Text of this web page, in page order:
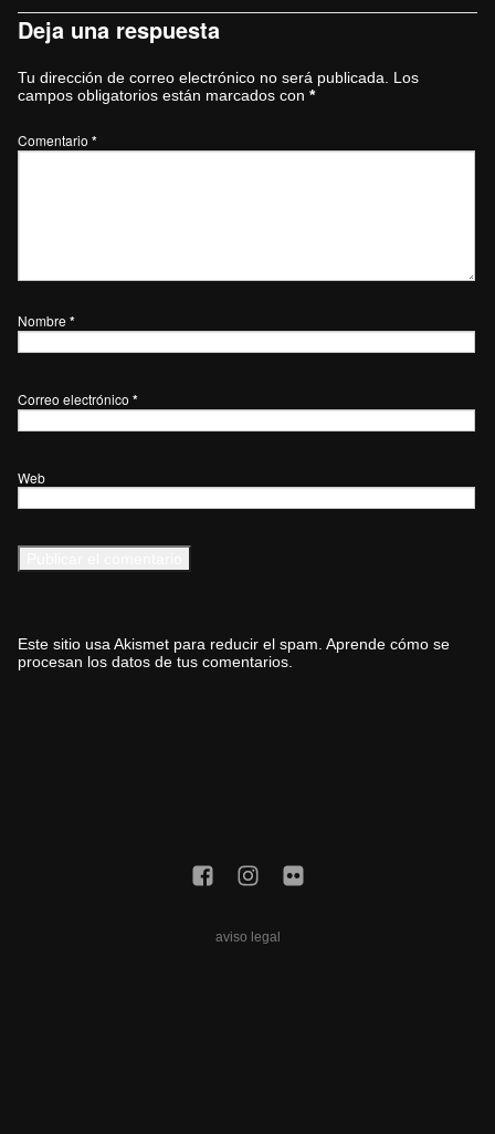
Deja una respuesta
Tu dirección de correo electrónico no será publicada.
Los
campos obligatorios están marcados con *
Comentario *
Nombre *
Correo electrónico *
Web
Este sitio usa Akismet para reducir el spam. Aprende cómo se
procesan los datos de tus comentarios.
aviso legal